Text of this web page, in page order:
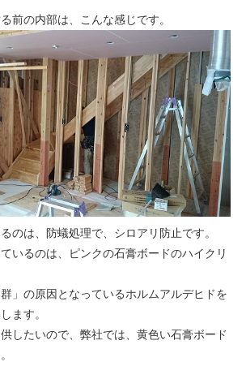
前の内部は、こんな感じです。
のは、防蟻処理で、シロアリ防止です。
いるのは、ピンクの石膏ボードのハイクリ
群」の原因となっているホルムアルデヒドを
ます。
したいので、弊社では、黄色い石膏ボード